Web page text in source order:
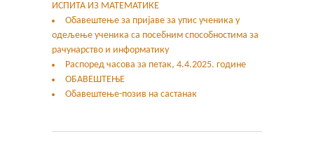
ИСПИТА ИЗ МАТЕМАТИКЕ
Oбавештење за пријаве за упис ученика у
одељење ученика са посебним способностима за
рачунарство и информатику
Распоред часова за петак, 4.4.2025. године
ОБАВЕШТЕЊЕ
Обавештење-позив на састанак